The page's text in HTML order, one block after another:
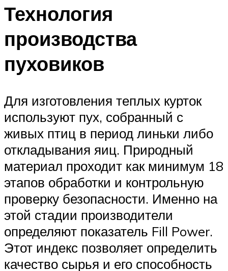
Технология
производства
пуховиков
Для изготовления теплых курток
используют пух, собранный с
живых птиц в период линьки либо
откладывания яиц. Природный
материал проходит как минимум 18
этапов обработки и контрольную
проверку безопасности. Именно на
этой стадии производители
определяют показатель Fill Power.
Этот индекс позволяет определить
качество сырья и его способность